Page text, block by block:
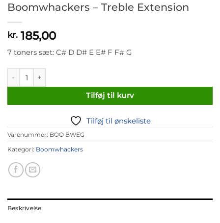
Boomwhackers – Treble Extension
kr. 185,00
7 toners sæt: C# D D# E E# F F# G
Tilføj til kurv
Tilføj til ønskeliste
Varenummer: BOO BWEG
Kategori: Boomwhackers
Beskrivelse